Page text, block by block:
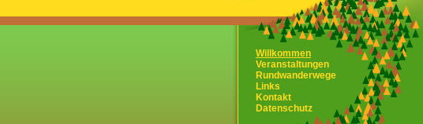
Willkommen
Veranstaltungen
Rundwanderwege
Links
Kontakt
Datenschutz